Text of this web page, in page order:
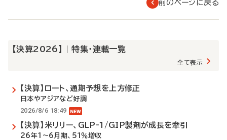
前のページに戻る
【決算2026】 | 特集・連載一覧
全て表示
【決算】ロート、通期予想を上方修正
日本やアジアなど好調
2026/8/6 18:49
【決算】米リリー、GLP-1/GIP製剤が成長を牽引
26年1～6月期、51％増収